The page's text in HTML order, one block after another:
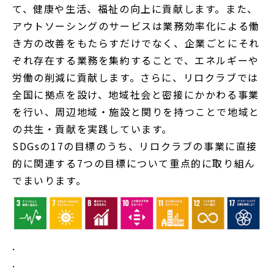
て、健康や生活、福祉の向上に貢献します。また、
アウトソーシングのサービスは業務効率化による働
き方の改善をもたらすだけでなく、企業ごとにそれ
ぞれ存在する業務を集約することで、エネルギーや
労働の削減に貢献します。さらに、リロクラブでは
全国に拠点を設け、地域社会と密接にかかわる事業
を行い、周辺地域・施設と関りを持つことで地域と
の共生・貢献を実践しています。
SDGsの17の目標のうち、リロクラブの事業に直接
的に関連する7つの目標について重点的に取り組ん
でまいります。
.
.